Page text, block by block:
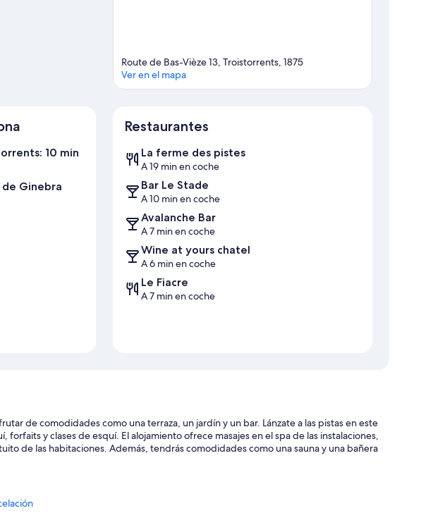
además,
Route de Bas-Vièze 13, Troistorrents, 1875
Ver en el mapa
10 min
Ginebra
Restaurantes
La ferme des pistes
A 19 min en coche
Bar Le Stade
A 10 min en coche
Avalanche Bar
A 7 min en coche
Wine at yours chatel
A 6 min en coche
Le Fiacre
A 7 min en coche
de comodidades como una terraza, un jardín y un bar. Lánzate a las pistas en este
forfaits y clases de esquí. El alojamiento ofrece masajes en el spa de las instalaciones,
de las habitaciones. Además, tendrás comodidades como una sauna y una bañera